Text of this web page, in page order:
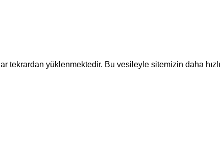
tekrardan yüklenmektedir. Bu vesileyle sitemizin daha